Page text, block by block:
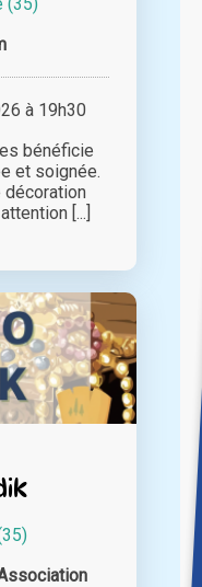
à 19h30
bénéficie
et soignée.
décoration
[...]